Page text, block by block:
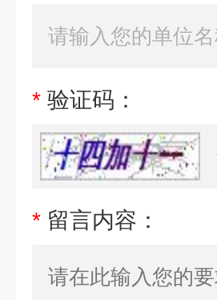
* 验证码：
* 留言内容：